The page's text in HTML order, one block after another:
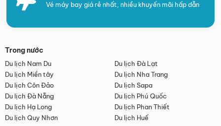
Vé máy bay giá rẻ nhất, nhiều khuyến mãi hấp dẫn
Trong nước
Du lịch Nam Du
Du lịch Đà Lạt
Du lịch Miền tây
Du lịch Nha Trang
Du lịch Côn Đảo
Du lịch Sapa
Du lịch Đà Nẵng
Du lịch Phú Quốc
Du lịch Hạ Long
Du lịch Phan Thiết
Du lịch Quy Nhơn
Du lịch Huế